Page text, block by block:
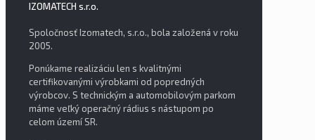
IZOMATECH s.r.o.
Spoločnosť Izomatech, s.r.o., bola založená v roku
2005.
Ponúkame realizáciu len s kvalitnými
certifikovanými výrobkami od popredných
výrobcov. S technickým a automobilovým parkom
máme veľký operačný rádius s nástupom po
celom území SR.